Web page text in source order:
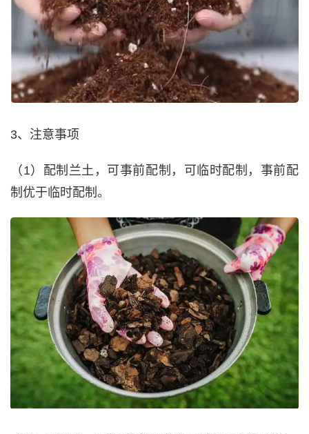
3、注意事项
（1）配制兰土，可事前配制，可临时配制，事前配
制优于临时配制。